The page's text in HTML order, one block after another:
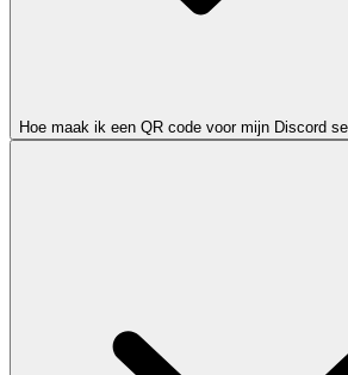
Hoe maak ik een QR code voor mijn Discord